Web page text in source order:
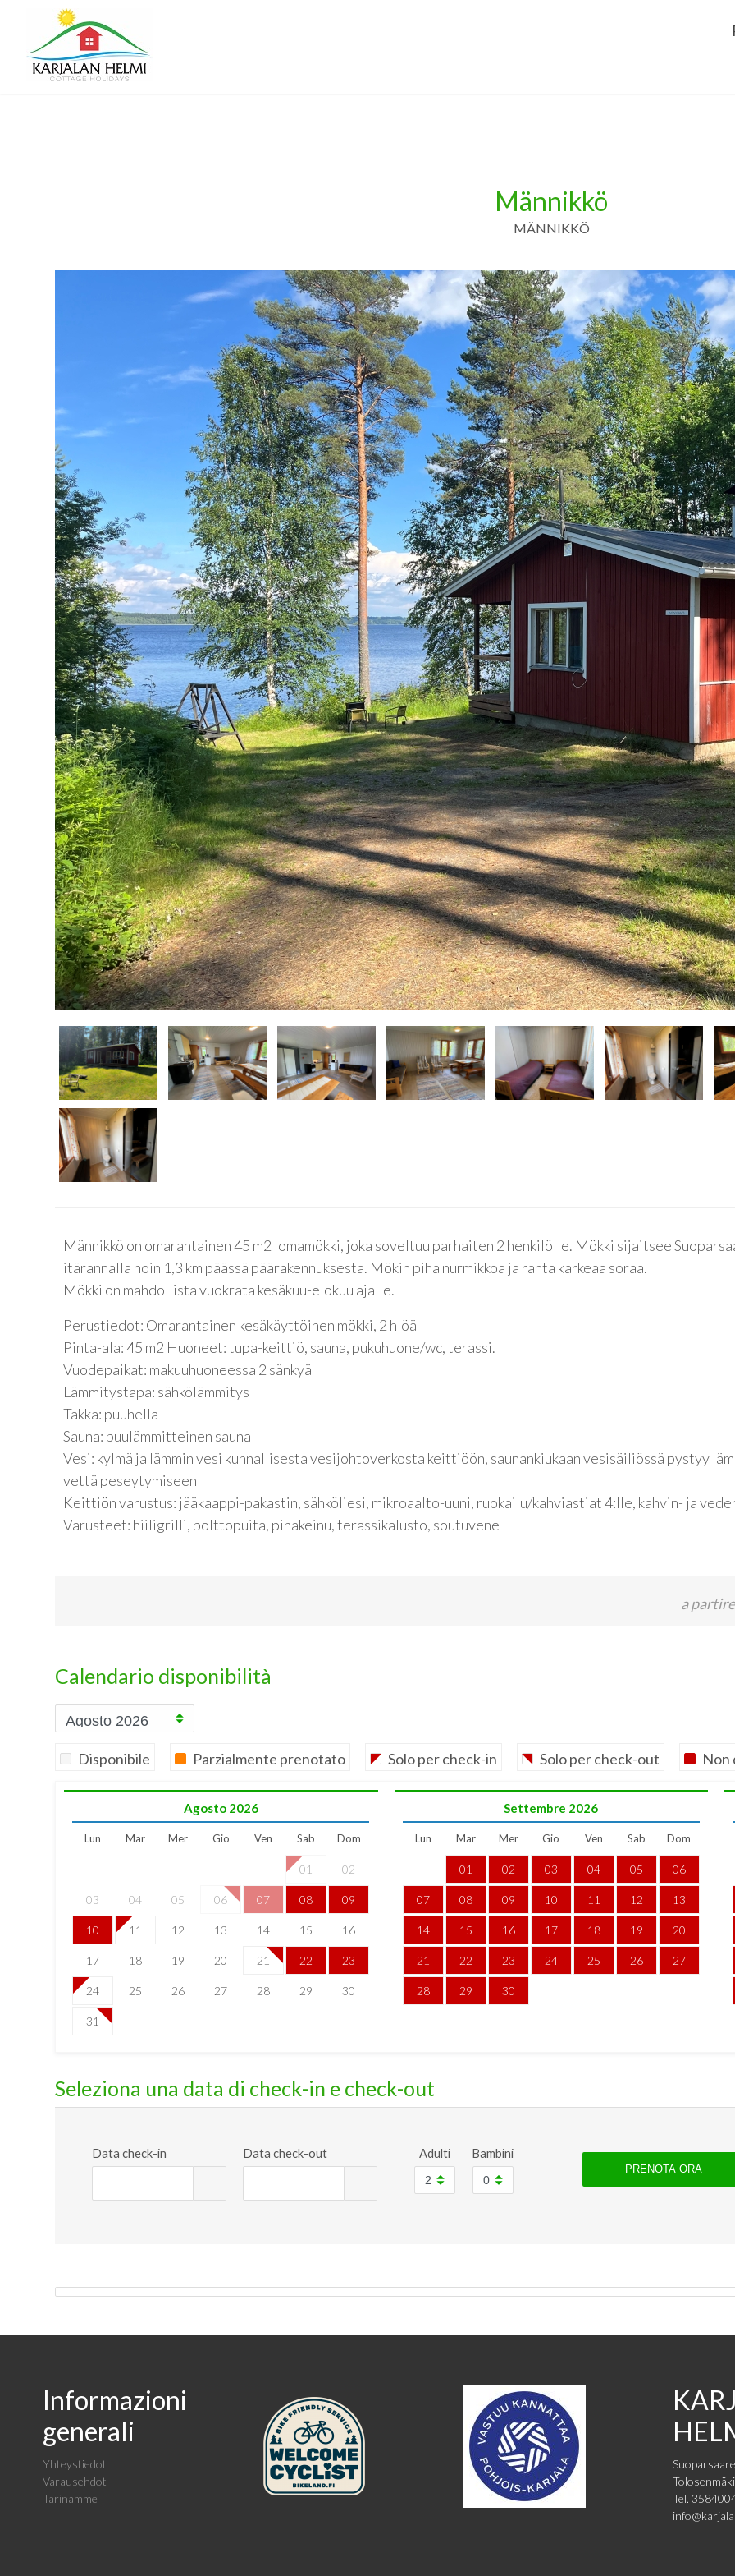
Männikkö
MÄNNIKKÖ
Männikkö on omarantainen 45 m2 lomamökki, joka soveltuu parhaiten 2 henkilölle. Mökki sijaitsee
itärannalla noin 1,3 km päässä päärakennuksesta. Mökin piha nurmikkoa ja ranta karkeaa soraa.
Mökki on mahdollista vuokrata kesäkuu-elokuu ajalle.
Perustiedot: Omarantainen kesäkäyttöinen mökki, 2 hlöä
Pinta-ala: 45 m2 Huoneet: tupa-keittiö, sauna, pukuhuone/wc, terassi.
Vuodepaikat: makuuhuoneessa 2 sänkyä
Lämmitystapa: sähkölämmitys
Takka: puuhella
Sauna: puulämmitteinen sauna
Vesi: kylmä ja lämmin vesi kunnallisesta vesijohtoverkosta keittiöön, saunankiukaan vesisäiliössä pystyy
vettä peseytymiseen
Keittiön varustus: jääkaappi-pakastin, sähköliesi, mikroaalto-uuni, ruokailu/kahviastiat 4:lle, kahvin- ja
Varusteet: hiiligrilli, polttopuita, pihakeinu, terassikalusto, soutuvene
a
Calendario disponibilità
Disponibile Parzialmente prenotato Solo per check-in Solo per check-out Non
Agosto 2026
Lun Mar Mer Gio Ven Sab Dom
01 02
03 04 05 06 07 08 09
10 11 12 13 14 15 16
17 18 19 20 21 22 23
24 25 26 27 28 29 30
31
Settembre 2026
Lun Mar Mer Gio Ven Sab Dom
01 02 03 04 05 06
07 08 09 10 11 12 13
14 15 16 17 18 19 20
21 22 23 24 25 26 27
28 29 30
Seleziona una data di check-in e check-out
Data check-in Data check-out Adulti Bambini
Informazioni
generali
Yhteystiedot
Varausehdot
Tarinamme
Tolosenmäki
Tel.